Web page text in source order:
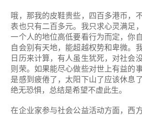
哦，那我的皮鞋贵些，四百多港币，
表也只有二百多元。我只求心灵满足
一个人的地位高低要看行为而定，你
自会别有天地，能超越权势和卑微。
日历来计算，有人虽生犹死，对社会
则荣。如果能尽心做些对世上有益的
是感到疲倦了，太阳下山了应该休息
绝无恐惧，总结是希望不虚此生。
在企业家参与社会公益活动方面，西